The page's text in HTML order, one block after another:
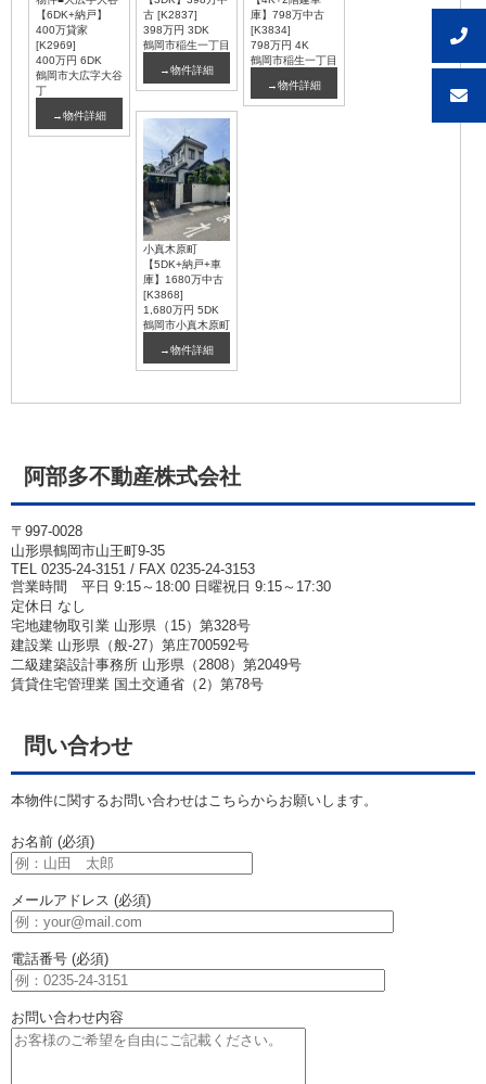
【6DK+納戸】
400万貸家
[K2969]
400万円 6DK
鶴岡市大広字大谷
丁
→物件詳細
古 [K2837]
398万円 3DK
鶴岡市稲生一丁目
→物件詳細
庫】798万中古
[K3834]
798万円 4K
鶴岡市稲生一丁目
→物件詳細
小真木原町
【5DK+納戸+車
庫】1680万中古
[K3868]
1,680万円 5DK
鶴岡市小真木原町
→物件詳細
阿部多不動産株式会社
〒997-0028
山形県鶴岡市山王町9-35
TEL 0235-24-3151 / FAX 0235-24-3153
営業時間 平日 9:15～18:00 日曜祝日 9:15～17:30
定休日 なし
宅地建物取引業 山形県（15）第328号
建設業 山形県（般-27）第庄700592号
二級建築設計事務所 山形県（2808）第2049号
賃貸住宅管理業 国土交通省（2）第78号
問い合わせ
本物件に関するお問い合わせはこちらからお願いします。
お名前 (必須)
メールアドレス (必須)
電話番号 (必須)
お問い合わせ内容